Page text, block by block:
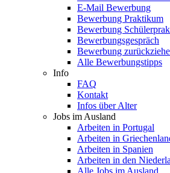
E-Mail Bewerbung
Bewerbung Praktikum
Bewerbung
Bewerbungsgespräch
Bewerbung
Alle Bewerbungstipps
Info
FAQ
Kontakt
Infos über Alter
Jobs im Ausland
Arbeiten in Portugal
Arbeiten in
Arbeiten in Spanien
Arbeiten in den
Alle Jobs im Ausland